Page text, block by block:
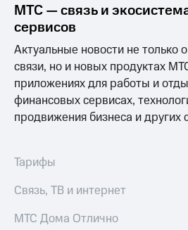
номером
и подписки
МТС
Premium
Подписка
и многое
общие
подписки
и услуги,
доступ
к геолокации
Сертификаты
безопасности
что
МТС — связь и
сервисов
Актуальные новости не только
связи, но и новых продуктах
приложениях для работы и
финансовых сервисах,
продвижения бизнеса и других
Тарифы
Связь, ТВ и интернет
МТС Дома Отлично